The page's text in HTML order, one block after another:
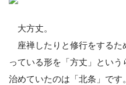
大方丈。
座禅したりと修行をするた
っている形を「方丈」とい
治めていたのは「北条」です